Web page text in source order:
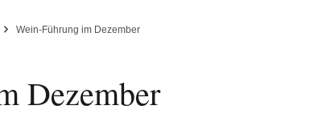
Wein-Führung im Dezember
Dezember